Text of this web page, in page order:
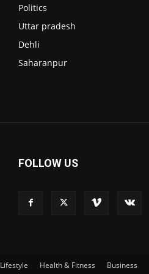
Politics
Uttar pradesh
Dehli
Saharanpur
FOLLOW US
Lifestyle Health & Fitness Business